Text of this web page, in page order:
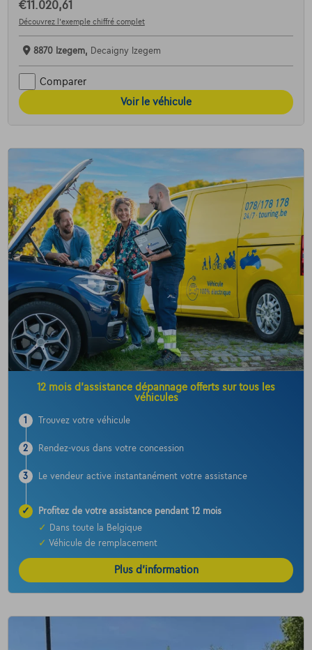
€11.020,61
Découvrez l’exemple chiffré complet
8870 Izegem, Decaigny Izegem
Comparer
Voir le véhicule
12 mois d’assistance dépannage offerts sur tous les
véhicules
1 Trouvez votre véhicule
2 Rendez-vous dans votre concession
3 Le vendeur active instantanément votre assistance
✓
Profitez de votre assistance pendant 12 mois
✓
Dans toute la Belgique
✓ Véhicule de remplacement
Plus d’information